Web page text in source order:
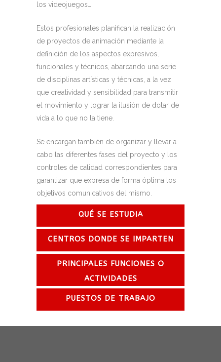
los videojuegos…
Estos profesionales planifican la realización
de proyectos de animación mediante la
definición de los aspectos expresivos,
funcionales y técnicos, abarcando una serie
de disciplinas artísticas y técnicas, a la vez
que creatividad y sensibilidad para transmitir
el movimiento y lograr la ilusión de dotar de
vida a lo que no la tiene.
Se encargan también de organizar y llevar a
cabo las diferentes fases del proyecto y los
controles de calidad correspondientes para
garantizar que expresa de forma óptima los
objetivos comunicativos del mismo.
QUÉ SE ESTUDIA
CENTROS DONDE SE IMPARTEN
PRINCIPALES FUNCIONES O
ACTIVIDADES
PUESTOS DE TRABAJO